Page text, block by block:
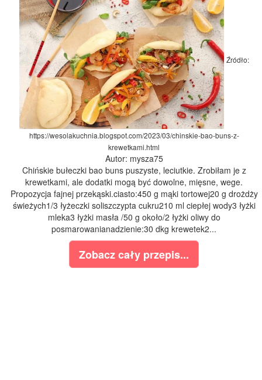
Źródło:
https://wesolakuchnia.blogspot.com/2023/03/chinskie-bao-buns-z-
krewetkami.html
Autor: mysza75
Chińskie bułeczki bao buns puszyste, leciutkie. Zrobiłam je z
krewetkami, ale dodatki mogą być dowolne, mięsne, wege.
Propozycja fajnej przekąski.ciasto:450 g mąki tortowej20 g drożdży
świeżych1/3 łyżeczki soliszczypta cukru210 ml ciepłej wody3 łyżki
mleka3 łyżki masła /50 g około/2 łyżki oliwy do
posmarowanianadzienie:30 dkg krewetek2...
Zobacz cały przepis...